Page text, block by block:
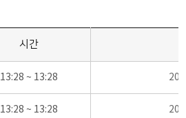
시간
13:28 ~ 13:28
13:28 ~ 13:28